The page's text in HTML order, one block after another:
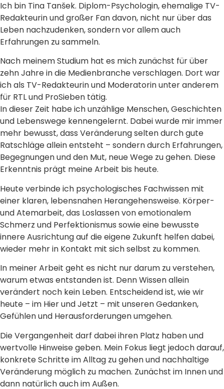
Ich bin Tina Tanšek. Diplom-Psychologin, ehemalige TV-
Redakteurin und großer Fan davon, nicht nur über das
Leben nachzudenken, sondern vor allem auch
Erfahrungen zu sammeln.
Nach meinem Studium hat es mich zunächst für über
zehn Jahre in die Medienbranche verschlagen. Dort war
ich als TV-Redakteurin und Moderatorin unter anderem
für RTL und ProSieben tätig.
In dieser Zeit habe ich unzählige Menschen, Geschichten
und Lebenswege kennengelernt. Dabei wurde mir immer
mehr bewusst, dass Veränderung selten durch gute
Ratschläge allein entsteht – sondern durch Erfahrungen,
Begegnungen und den Mut, neue Wege zu gehen. Diese
Erkenntnis prägt meine Arbeit bis heute.
Heute verbinde ich psychologisches Fachwissen mit
einer klaren, lebensnahen Herangehensweise. Körper-
und Atemarbeit, das Loslassen von emotionalem
Schmerz und Perfektionismus sowie eine bewusste
innere Ausrichtung auf die eigene Zukunft helfen dabei,
wieder mehr in Kontakt mit sich selbst zu kommen.
In meiner Arbeit geht es nicht nur darum zu verstehen,
warum etwas entstanden ist. Denn Wissen allein
verändert noch kein Leben. Entscheidend ist, wie wir
heute – im Hier und Jetzt – mit unseren Gedanken,
Gefühlen und Herausforderungen umgehen.
Die Vergangenheit darf dabei ihren Platz haben und
wertvolle Hinweise geben. Mein Fokus liegt jedoch darauf,
konkrete Schritte im Alltag zu gehen und nachhaltige
Veränderung möglich zu machen. Zunächst im Innen und
dann natürlich auch im Außen.